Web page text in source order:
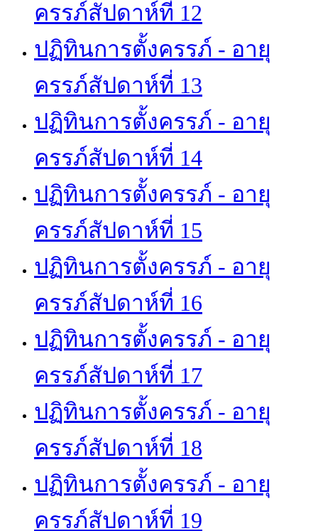
ครรภ์สัปดาห์ที่ 12
ปฏิทินการตั้งครรภ์ - อายุ
ครรภ์สัปดาห์ที่ 13
ปฏิทินการตั้งครรภ์ - อายุ
ครรภ์สัปดาห์ที่ 14
ปฏิทินการตั้งครรภ์ - อายุ
ครรภ์สัปดาห์ที่ 15
ปฏิทินการตั้งครรภ์ - อายุ
ครรภ์สัปดาห์ที่ 16
ปฏิทินการตั้งครรภ์ - อายุ
ครรภ์สัปดาห์ที่ 17
ปฏิทินการตั้งครรภ์ - อายุ
ครรภ์สัปดาห์ที่ 18
ปฏิทินการตั้งครรภ์ - อายุ
ครรภ์สัปดาห์ที่ 19